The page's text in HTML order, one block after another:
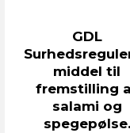
GDL
middel til
fremstilling
salami og
spegepølse.